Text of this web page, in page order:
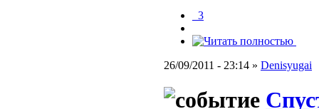
_3
26/09/2011 - 23:14 » Denisyugai